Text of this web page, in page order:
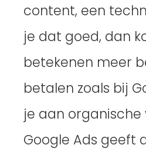
content, een
je dat goed, dan
betekenen meer
betalen zoals bij
je aan
Google Ads geeft